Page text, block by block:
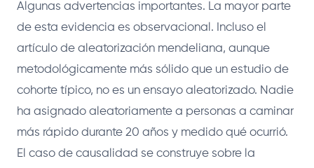
Algunas advertencias importantes. La mayor parte
de esta evidencia es observacional. Incluso el
artículo de aleatorización mendeliana, aunque
metodológicamente más sólido que un estudio de
cohorte típico, no es un ensayo aleatorizado. Nadie
ha asignado aleatoriamente a personas a caminar
más rápido durante 20 años y medido qué ocurrió.
El caso de causalidad se construye sobre la